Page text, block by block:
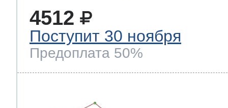
4512
Поступит 30 ноября
Предоплата 50%